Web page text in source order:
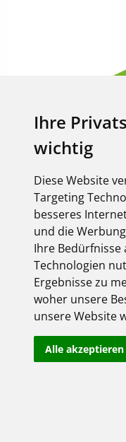
Ihre
wichtig
Diese Website
Targeting
besseres
und die
Ihre Bedürfnisse
Technologien
Ergebnisse zu
woher unsere
unsere Website
Alle akzeptieren